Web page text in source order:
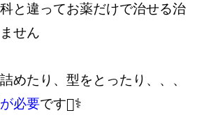
と違ってお薬だけで治せる治
せん
めたり、型をとったり、、、
必要です👩‍⚕️